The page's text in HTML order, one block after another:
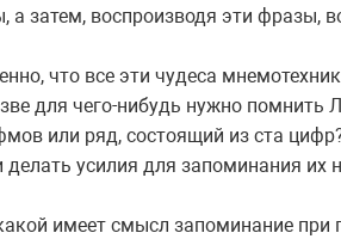
а затем, воспроизводя эти фразы,
что все эти чудеса
для чего-нибудь нужно
или ряд, состоящий из ста
делать усилия для запоминания их
имеет смысл запоминание